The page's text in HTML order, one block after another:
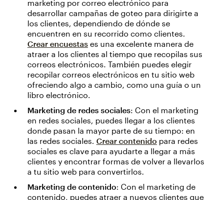
marketing por correo electrónico para
desarrollar campañas de goteo para dirigirte a
los clientes, dependiendo de dónde se
encuentren en su recorrido como clientes.
Crear encuestas es una excelente manera de
atraer a los clientes al tiempo que recopilas sus
correos electrónicos. También puedes elegir
recopilar correos electrónicos en tu sitio web
ofreciendo algo a cambio, como una guía o un
libro electrónico.
Marketing de redes sociales: Con el marketing
en redes sociales, puedes llegar a los clientes
donde pasan la mayor parte de su tiempo: en
las redes sociales. Crear contenido para redes
sociales es clave para ayudarte a llegar a más
clientes y encontrar formas de volver a llevarlos
a tu sitio web para convertirlos.
Marketing de contenido: Con el marketing de
contenido, puedes atraer a nuevos clientes que